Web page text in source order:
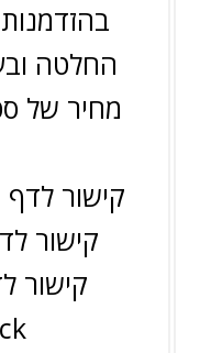
החלטה
מחיר של
קישור
קישור
קישור
: